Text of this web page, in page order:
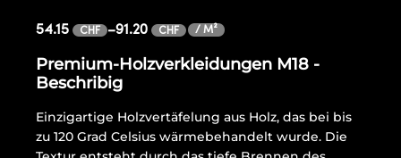
54.15 CHF –91.20 CHF / M²
Premium-Holzverkleidungen M18 -
Beschribig
Einzigartige Holzvertäfelung aus Holz, das bei bis
zu 120 Grad Celsius wärmebehandelt wurde. Die